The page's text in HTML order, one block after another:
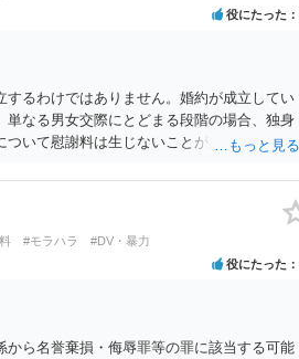
役にたった
るわけではありません。婚約が成立してい
なる男女交際にとどまる段階の場合、独身
いて慰謝料は生じないことが多いと思われ
切って、交際を終わらせるのがよいと思い
#モラハラ #DV・暴力
役にたった
ら名誉棄損・侮辱罪等の罪に該当する可能